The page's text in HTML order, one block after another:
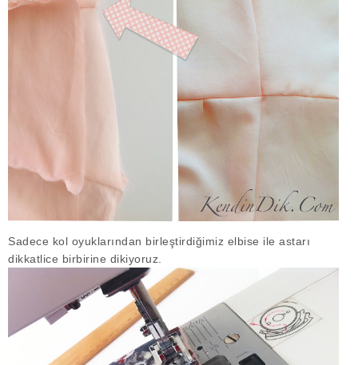
Sadece kol oyuklarından birleştirdiğimiz elbise ile astarı
dikkatlice birbirine dikiyoruz.